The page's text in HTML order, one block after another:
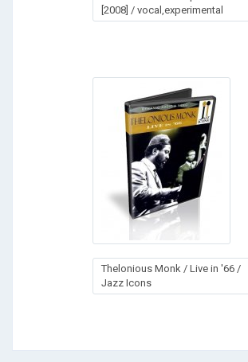
[2008] / vocal,experimental
Thelonious Monk / Live in '66 /
Jazz Icons